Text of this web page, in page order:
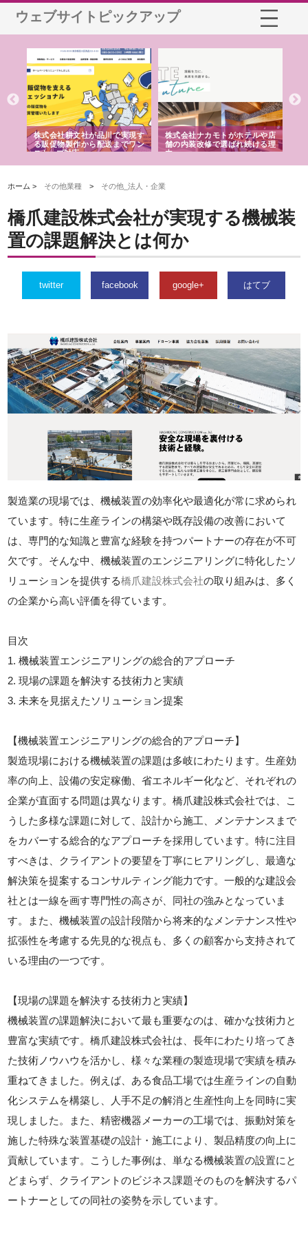
ウェブサイトピックアップ
川で実現す
送までワン
株式会社ナカモトがホテルや店
舗の内装改修で選ばれ続ける理
由
株式会社スプリングエフが選
れる理由とOEMアパレル製造
強み
ホーム > その他業種 > その他_法人・企業
橋爪建設株式会社が実現する機械装
置の課題解決とは何か
twitter facebook google+ はてブ
製造業の現場では、機械装置の効率化や最適化が常に求められ
ています。特に生産ラインの構築や既存設備の改善において
は、専門的な知識と豊富な経験を持つパートナーの存在が不可
欠です。そんな中、機械装置のエンジニアリングに特化したソ
リューションを提供する橋爪建設株式会社の取り組みは、多く
の企業から高い評価を得ています。
目次
1. 機械装置エンジニアリングの総合的アプローチ
2. 現場の課題を解決する技術力と実績
3. 未来を見据えたソリューション提案
【機械装置エンジニアリングの総合的アプローチ】
製造現場における機械装置の課題は多岐にわたります。生産効
率の向上、設備の安定稼働、省エネルギー化など、それぞれの
企業が直面する問題は異なります。橋爪建設株式会社では、こ
うした多様な課題に対して、設計から施工、メンテナンスまで
をカバーする総合的なアプローチを採用しています。特に注目
すべきは、クライアントの要望を丁寧にヒアリングし、最適な
解決策を提案するコンサルティング能力です。一般的な建設会
社とは一線を画す専門性の高さが、同社の強みとなっていま
す。また、機械装置の設計段階から将来的なメンテナンス性や
拡張性を考慮する先見的な視点も、多くの顧客から支持されて
いる理由の一つです。
【現場の課題を解決する技術力と実績】
機械装置の課題解決において最も重要なのは、確かな技術力と
豊富な実績です。橋爪建設株式会社は、長年にわたり培ってき
た技術ノウハウを活かし、様々な業種の製造現場で実績を積み
重ねてきました。例えば、ある食品工場では生産ラインの自動
化システムを構築し、人手不足の解消と生産性向上を同時に実
現しました。また、精密機器メーカーの工場では、振動対策を
施した特殊な装置基礎の設計・施工により、製品精度の向上に
貢献しています。こうした事例は、単なる機械装置の設置にと
どまらず、クライアントのビジネス課題そのものを解決するパ
ートナーとしての同社の姿勢を示しています。